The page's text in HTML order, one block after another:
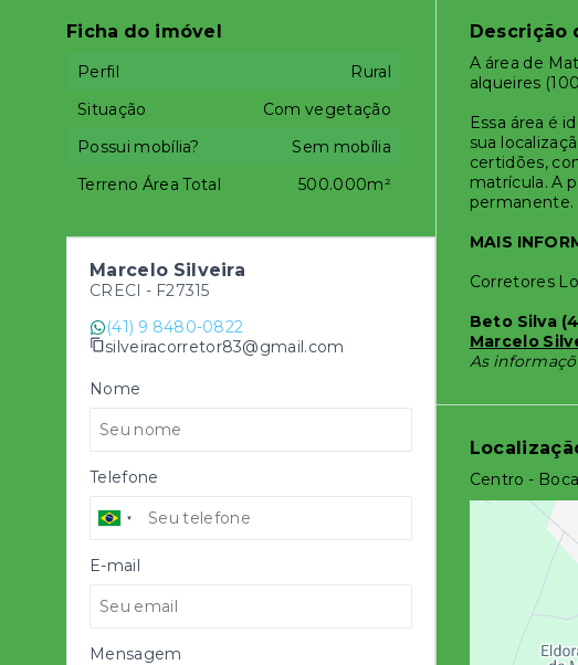
Descrição
A área de
alqueires
Essa área é
sua
certidões,
matrícula. A
permanente.
MAIS
Corretores
Beto Silva
Marcelo
As
Centro -
Ficha do imóvel
Perfil
Rural
Situação
Com vegetação
Possui mobília?
Sem mobília
Terreno Área Total
500.000m²
Marcelo Silveira
CRECI - F27315
(41) 9 8480-0822
silveiracorretor83@gmail.com
Nome
Telefone
E-mail
Mensagem